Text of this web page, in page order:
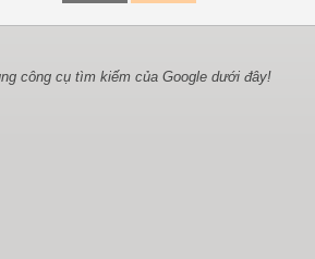
công cụ tìm kiếm của Google dưới đây!